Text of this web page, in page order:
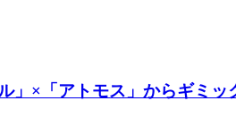
」×「アトモス」からギミッ